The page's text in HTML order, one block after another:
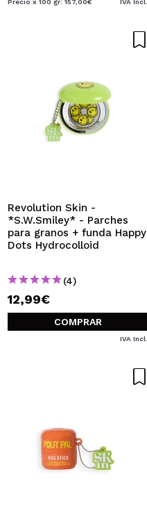
Precio x 100 gr: 157,00€ IVA Incl.
Revolution Skin -
*S.W.Smiley* - Parches
para granos + funda Happy
Dots Hydrocolloid
(4)
12,99€
COMPRAR
IVA Incl.